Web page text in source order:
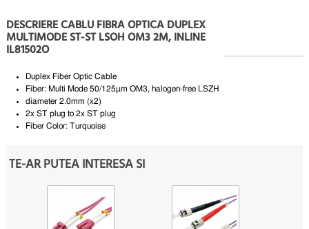
DESCRIERE CABLU FIBRA OPTICA DUPLEX
MULTIMODE ST-ST LSOH OM3 2M, INLINE
IL81502O
Duplex Fiber Optic Cable
Fiber: Multi Mode 50/125µm OM3, halogen-free LSZH
diameter 2.0mm (x2)
2x ST plug to 2x ST plug
Fiber Color: Turquoise
TE-AR PUTEA INTERESA SI